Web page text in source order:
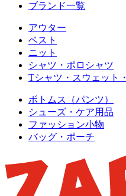
ブランド一覧
アウター
ベスト
ニット
シャツ・ポロシャツ
Tシャツ・スウェット
ボトムス（パンツ）
シューズ・ケア用品
ファッション小物
バッグ・ポーチ